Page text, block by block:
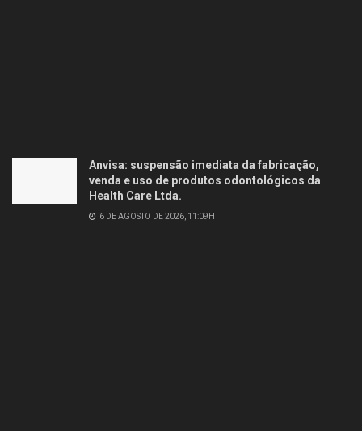
Anvisa: suspensão imediata da fabricação,
venda e uso de produtos odontológicos da
Health Care Ltda.
6 DE AGOSTO DE 2026, 11:09H